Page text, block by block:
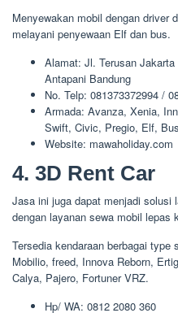
Menyewakan mobil dengan driver
melayani penyewaan Elf dan bus.
Alamat: Jl. Terusan
Antapani Bandung
No. Telp: 081373372994 /
Armada: Avanza, Xenia,
Swift, Civic, Pregio, Elf, Bus
Website: mawaholiday.com
4. 3D Rent Car
Jasa ini juga dapat menjadi solusi
dengan layanan sewa mobil lepas
Tersedia kendaraan berbagai
Mobilio, freed, Innova Reborn,
Calya, Pajero, Fortuner VRZ.
Hp/ WA: 0812 2080 360